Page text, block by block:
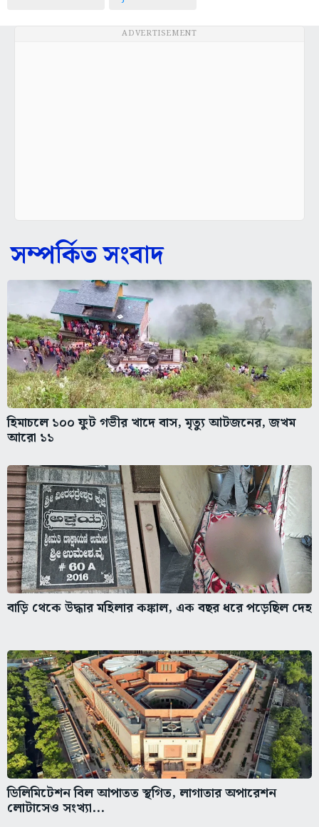
ADVERTISEMENT
সম্পর্কিত সংবাদ
হিমাচলে ১০০ ফুট গভীর খাদে বাস, মৃত্যু আটজনের, জখম
আরো ১১
বাড়ি থেকে উদ্ধার মহিলার কঙ্কাল, এক বছর ধরে পড়েছিল দেহ
ডিলিমিটেশন বিল আপাতত স্থগিত, লাগাতার অপারেশন
লোটাসেও সংখ্যা...